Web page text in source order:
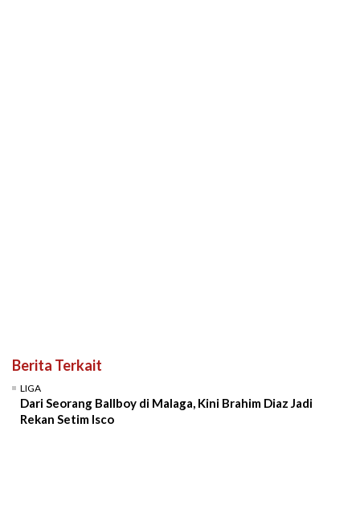
Berita Terkait
LIGA
Dari Seorang Ballboy di Malaga, Kini Brahim Diaz Jadi
Rekan Setim Isco